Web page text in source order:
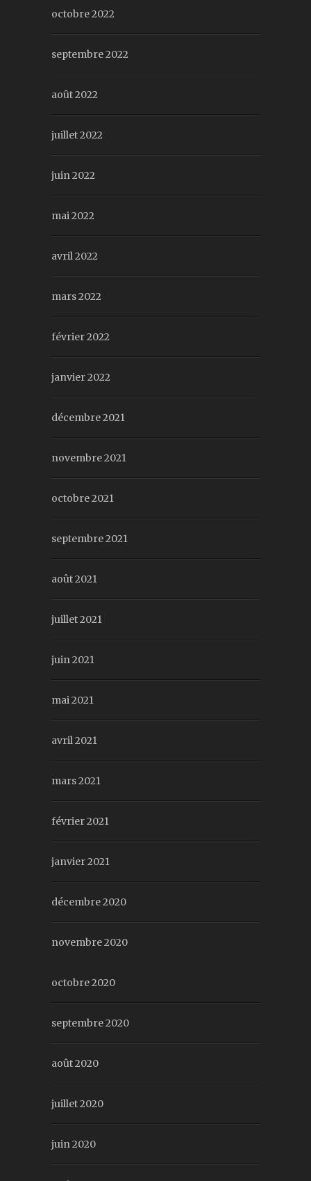
octobre 2022
septembre 2022
août 2022
juillet 2022
juin 2022
mai 2022
avril 2022
mars 2022
février 2022
janvier 2022
décembre 2021
novembre 2021
octobre 2021
septembre 2021
août 2021
juillet 2021
juin 2021
mai 2021
avril 2021
mars 2021
février 2021
janvier 2021
décembre 2020
novembre 2020
octobre 2020
septembre 2020
août 2020
juillet 2020
juin 2020